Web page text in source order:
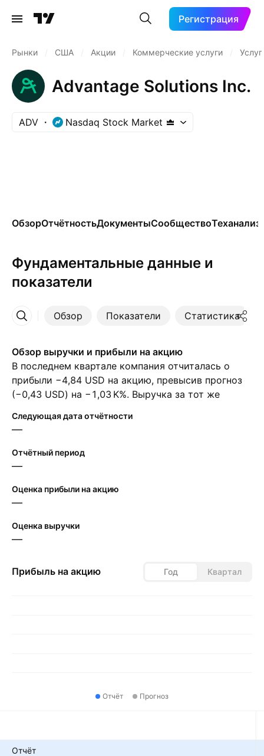
Регистрация
Рынки США Акции Коммерческие услуги
Advantage Solutions Inc.
ADV Nasdaq Stock Market
ОбзорОтчётностьДокументыСообществоТеханализ
Фундаментальные данные и
показатели
Обзор Показатели Статистика
Ещё
Обзор выручки и прибыли на акцию
В последнем квартале компания отчиталась о
прибыли −4,84 USD на акцию, превысив прогноз
(−0,43 USD) на ‪−1,03 K‬%. Выручка за тот же
прогноз в ‪887,30 M‬ USD. Аналитики ожидают, что
достигнет −0,10 USD, а выручка — ‪899,50 M‬ USD.
Следующая дата отчётности
—
Отчётный период
—
Оценка прибыли на акцию
—
Оценка выручки
—
Прибыль на акцию Год Квартал
Отчёт Прогноз
Отчёт